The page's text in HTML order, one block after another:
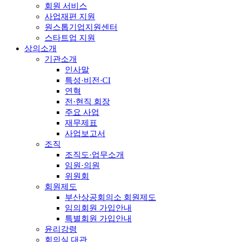
회원 서비스
사업재편 지원
원스톱기업지원센터
스타트업 지원
상의소개
기관소개
인사말
특성·비전·CI
연혁
전·현직 회장
주요 사업
재무제표
사업보고서
조직
조직도·업무소개
임원·의원
위원회
회원제도
부산상공회의소 회원제도
임의회원 가입안내
특별회원 가입안내
윤리강령
회의실 대관